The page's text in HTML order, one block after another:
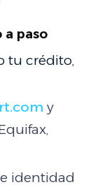
a paso
tu crédito,
y
identidad